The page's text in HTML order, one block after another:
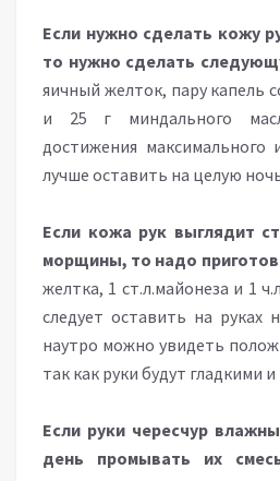
Если нужно сделать кожу
то нужно сделать
яичный желток, пару капель
и 25 г миндального
достижения
лучше оставить на целую
Если кожа рук выглядит
морщины, то надо
желтка, 1 ст.л.майонеза и 1
следует оставить на руках
наутро можно увидеть
так как руки будут гладкими
Если руки чересчур
день промывать их